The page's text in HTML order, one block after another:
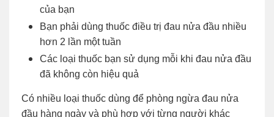
của bạn
Bạn phải dùng thuốc điều trị đau nửa đầu nhiều
hơn 2 lần một tuần
Các loại thuốc bạn sử dụng mỗi khi đau nửa đầu
đã không còn hiệu quả
Có nhiều loại thuốc dùng để phòng ngừa đau nửa
đầu hàng ngày và phù hợp với từng người khác